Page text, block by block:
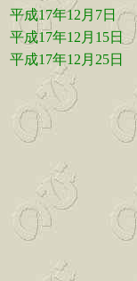
平成17年12月7日
平成17年12月15日
平成17年12月25日